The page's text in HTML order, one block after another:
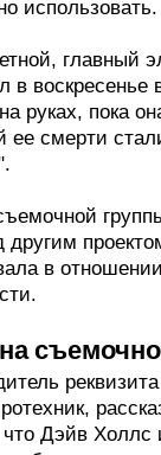
использовать.
главный
в воскресенье
руках, пока
ее смерти
в
Дэйв Холлс